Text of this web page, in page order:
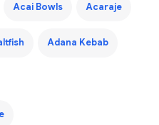
Acai Bowls Acaraje
Adana Kebab